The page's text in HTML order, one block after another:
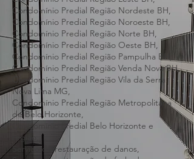
Condomínio Predial Região Centro-Sul BH,
Condomínio Predial Região Leste BH,
Condomínio Predial Região Nordeste BH,
Condomínio Predial Região Noroeste BH,
Condomínio Predial Região Norte BH,
Condomínio Predial Região Oeste BH,
Condomínio Predial Região Pampulha BH,
Condomínio Predial Região Venda Nova BH,
Condomínio Predial Região Vila da Serra
Nova Lima MG,
Condomínio Predial Região Metropolitana
de Belo Horizonte,
Condomínio Predial Belo Horizonte e